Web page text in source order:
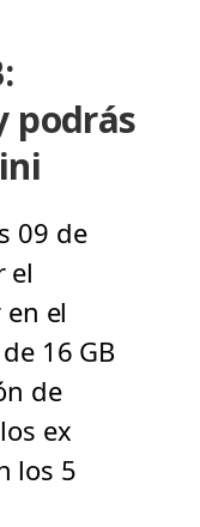
podrás
09 de
el
el
16 GB
de
ex
los 5